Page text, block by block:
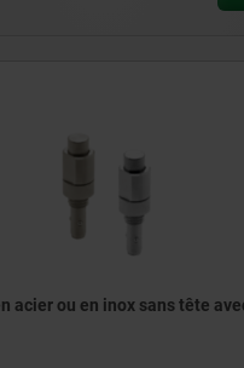
acier ou en inox sans tête